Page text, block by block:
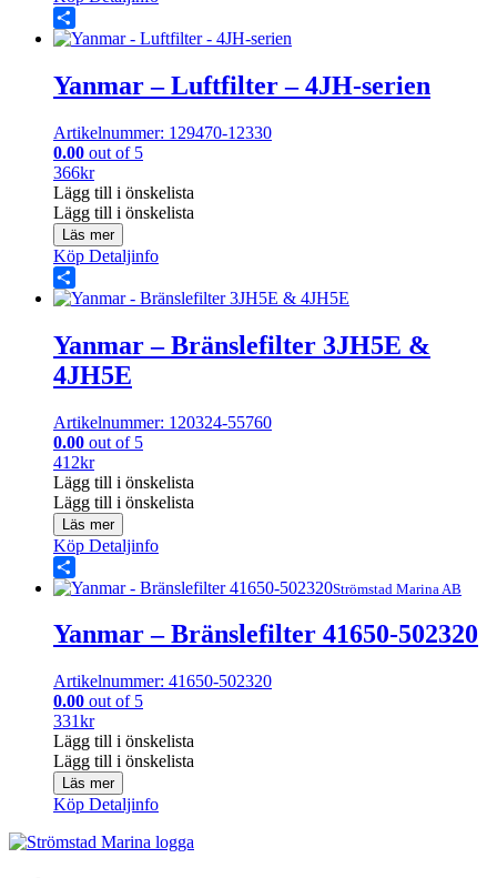
Share
Yanmar – Luftfilter – 4JH-serien
Artikelnummer: 129470-12330
0.00 out of 5
366kr
Lägg till i önskelista
Lägg till i önskelista
Läs mer
Köp Detaljinfo
Share
Yanmar – Bränslefilter 3JH5E &
4JH5E
Artikelnummer: 120324-55760
0.00 out of 5
412kr
Lägg till i önskelista
Lägg till i önskelista
Läs mer
Köp Detaljinfo
Share Strömstad Marina AB
Yanmar – Bränslefilter 41650-502320
Artikelnummer: 41650-502320
0.00 out of 5
331kr
Lägg till i önskelista
Lägg till i önskelista
Läs mer
Köp Detaljinfo